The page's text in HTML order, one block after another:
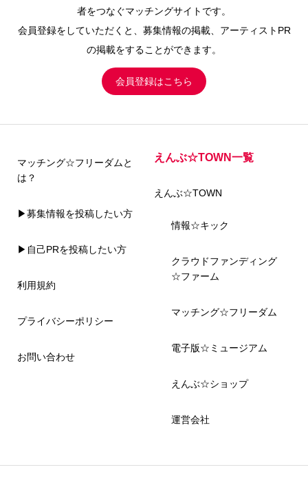
者をつなぐマッチングサイトです。
会員登録をしていただくと、募集情報の掲載、アーティストPR
の掲載をすることができます。
会員登録はこちら
マッチング☆フリーダムと
は？
▶募集情報を投稿したい方
▶自己PRを投稿したい方
利用規約
プライバシーポリシー
お問い合わせ
えんぶ☆TOWN一覧
えんぶ☆TOWN
情報☆キック
クラウドファンディング
☆ファーム
マッチング☆フリーダム
電子版☆ミュージアム
えんぶ☆ショップ
運営会社